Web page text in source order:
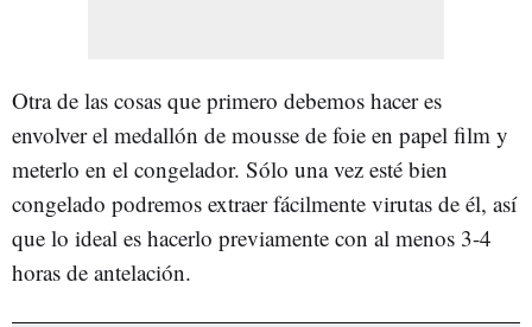
Otra de las cosas que primero debemos hacer es
envolver el medallón de mousse de foie en papel film y
meterlo en el congelador. Sólo una vez esté bien
congelado podremos extraer fácilmente virutas de él, así
que lo ideal es hacerlo previamente con al menos 3-4
horas de antelación.